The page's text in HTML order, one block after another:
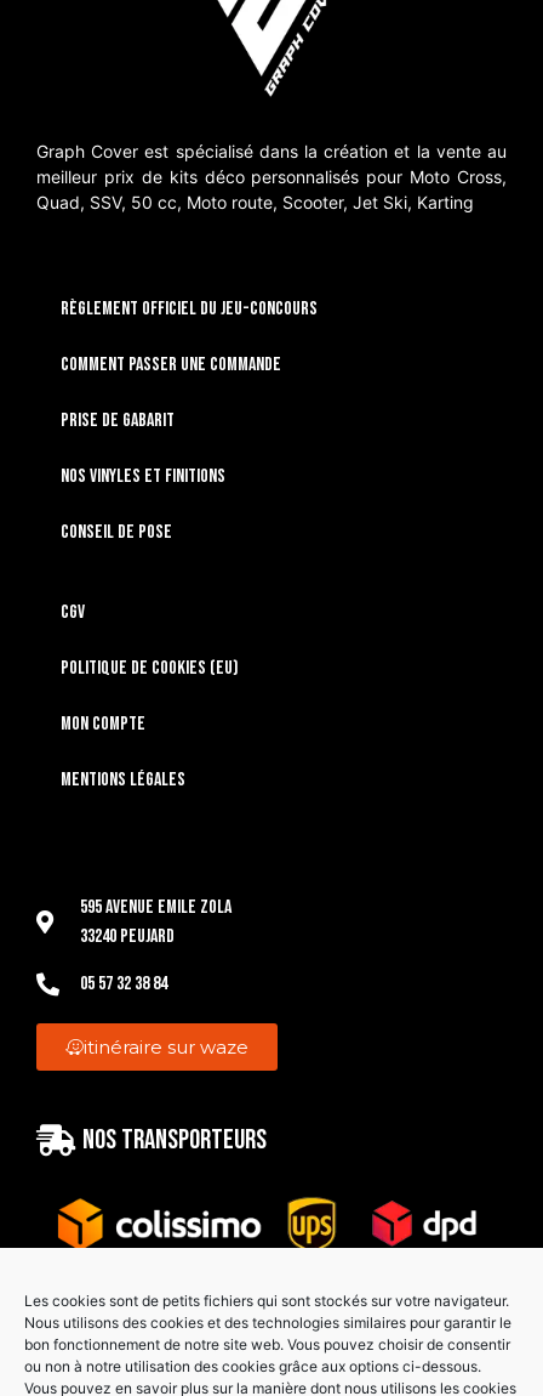
Les cookies sont de petits fichiers qui sont stockés sur votre navigateur.
Nous utilisons des cookies et des technologies similaires pour garantir le
bon fonctionnement de notre site web. Vous pouvez choisir de consentir
ou non à notre utilisation des cookies grâce aux options ci-dessous.
Vous pouvez en savoir plus sur la manière dont nous utilisons les cookies
Graph Cover est spécialisé dans la création et la vente au
meilleur prix de kits déco personnalisés pour Moto Cross,
Quad, SSV, 50 cc, Moto route, Scooter, Jet Ski, Karting
RÈGLEMENT OFFICIEL DU JEU-CONCOURS
Comment passer une commande
Prise de gabarit
Nos vinyles et finitions
Conseil de pose
CGV
Politique de cookies (EU)
Mon compte
Mentions légales
595 Avenue Emile Zola
33240 Peujard
05 57 32 38 84
itinéraire sur waze
Nos transporteurs
Paiement sécurisé